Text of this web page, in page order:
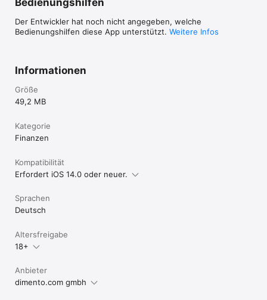
Der Entwickler hat noch nicht angegeben, welche
Bedienungshilfen diese App unterstützt. Weitere Infos
Informationen
Größe
49,2 MB
Kategorie
Finanzen
Kompatibilität
Erfordert iOS 14.0 oder neuer.
Sprachen
Deutsch
Altersfreigabe
18+
Anbieter
dimento.com gmbh